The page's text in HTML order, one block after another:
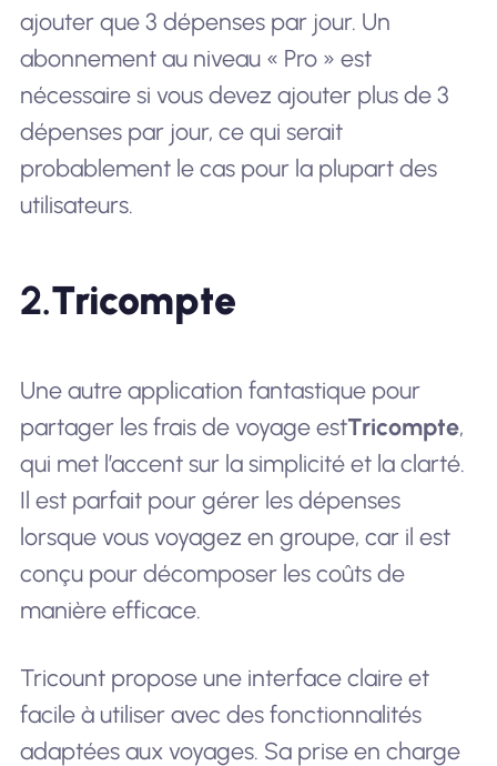
ajouter que 3 dépenses par jour. Un
abonnement au niveau « Pro » est
nécessaire si vous devez ajouter plus de 3
dépenses par jour, ce qui serait
probablement le cas pour la plupart des
utilisateurs.
2.Tricompte
Une autre application fantastique pour
partager les frais de voyage estTricompte,
qui met l’accent sur la simplicité et la clarté.
Il est parfait pour gérer les dépenses
lorsque vous voyagez en groupe, car il est
conçu pour décomposer les coûts de
manière efficace.
Tricount propose une interface claire et
facile à utiliser avec des fonctionnalités
adaptées aux voyages. Sa prise en charge